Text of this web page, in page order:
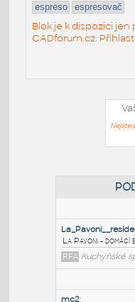
espreso espresovač
Blok je k dispozici
CADforum.cz.
Nejste